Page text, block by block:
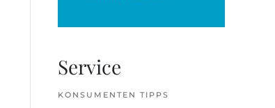
Service
KONSUMENTEN TIPPS